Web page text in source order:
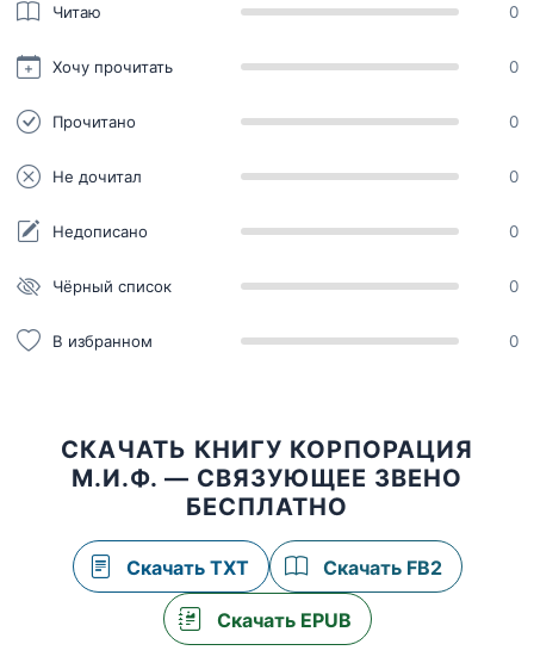
Читаю 0
Хочу прочитать 0
Прочитано 0
Не дочитал 0
Недописано 0
Чёрный список 0
В избранном 0
СКАЧАТЬ КНИГУ КОРПОРАЦИЯ
М.И.Ф. — СВЯЗУЮЩЕЕ ЗВЕНО
БЕСПЛАТНО
Скачать TXT Скачать FB2
Скачать EPUB